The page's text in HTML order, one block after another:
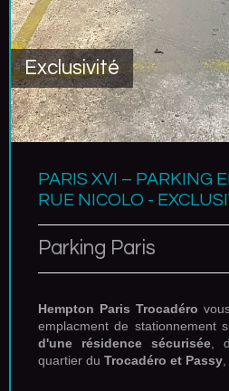
Exclusivité
PARIS XVI – PARKING
RUE NICOLO -
Parking Paris
Hempton Paris Trocadéro
emplacment de stationnement
d'une résidence sécurisée,
quartier du Trocadéro et Passy